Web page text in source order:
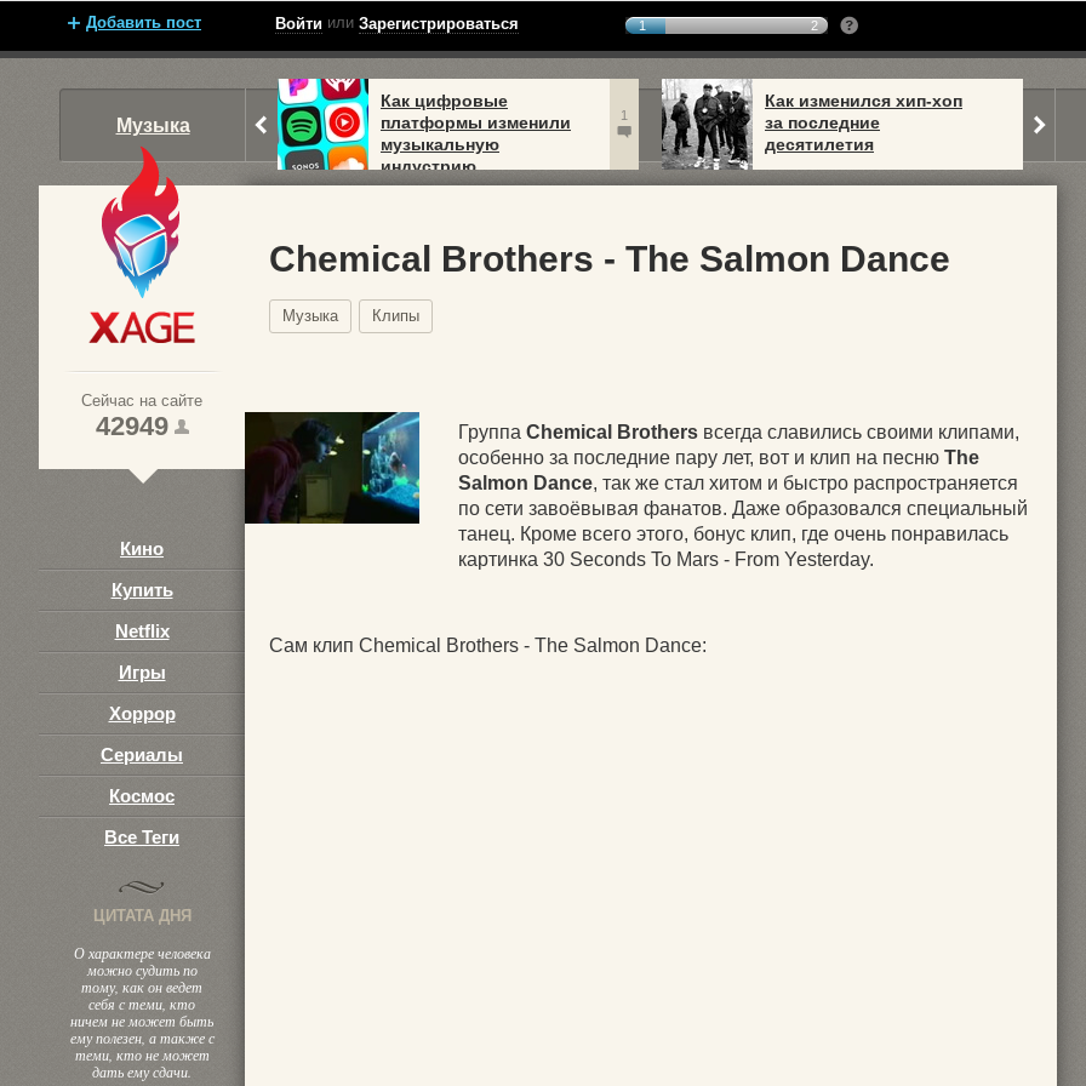
Добавить пост Войти или Зарегистрироваться 1 2
Музыка
Как цифровые
платформы изменили
музыкальную
индустрию
1
Как изменился хип-хоп
за последние
десятилетия
1
2
Сейчас на сайте
42949
Кино
Купить
Netflix
Игры
Хоррор
Сериалы
Космос
Все Теги
ЦИТАТА ДНЯ
О характере человека
можно судить по
тому, как он ведет
себя с теми, кто
ничем не может быть
ему полезен, а также с
теми, кто не может
дать ему сдачи.
Chemical Brothers - The Salmon Dance
Музыка Клипы
Группа Chemical Brothers всегда славились своими клипами,
особенно за последние пару лет, вот и клип на песню The
Salmon Dance, так же стал хитом и быстро распространяется
по сети завоёвывая фанатов. Даже образовался специальный
танец. Кроме всего этого, бонус клип, где очень понравилась
картинка 30 Seconds To Mars - From Yesterday.
Сам клип Chemical Brothers - The Salmon Dance: